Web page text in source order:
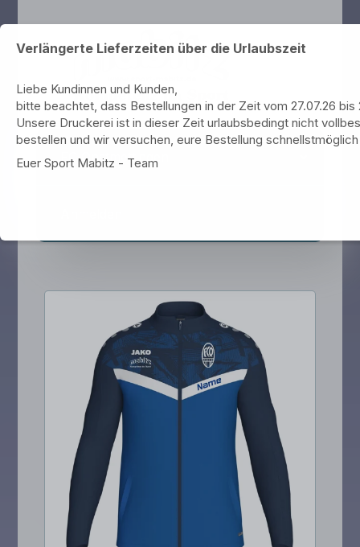
FC Onstmettingen
Verlängerte Lieferzeiten über die Urlaubszeit
Liebe Kundinnen und Kunden,
bitte beachtet, dass Bestellungen in der Zeit vom 27.07.26
Unsere Druckerei ist in dieser Zeit urlaubsbedingt nicht
bestellen und wir versuchen, eure Bestellung
Euer Sport Mabitz - Team